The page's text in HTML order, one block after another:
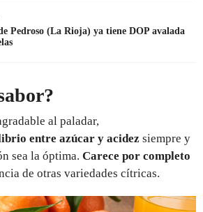
Pedroso (La Rioja) ya tiene DOP avalada
al paladar,
entre azúcar y acidez siempre y
sea la óptima. Carece por completo
de otras variedades cítricas.